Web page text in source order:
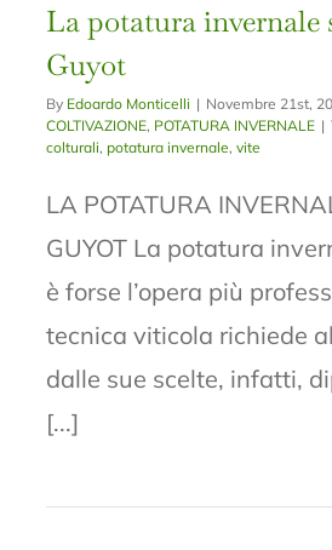
La potatura invernale
Guyot
By Edoardo Monticelli | Novembre 21st,
COLTIVAZIONE, POTATURA INVERNALE |
colturali,potatura invernale,vite
LA POTATURA
GUYOT La potatura
è forse l’opera più
tecnica viticola richiede
dalle sue scelte, infatti,
[...]